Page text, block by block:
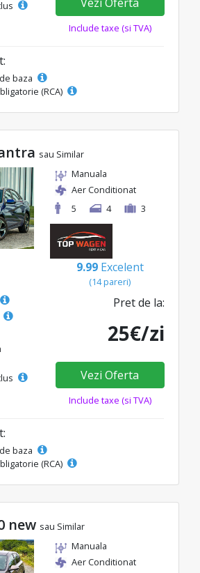
Include taxe (si TVA)
baza
(RCA)
sau Similar
Manuala
Aer Conditionat
5
4 3
9.99 Excelent
(14 pareri)
Pret de la:
25€/zi
Vezi Oferta
Include taxe (si TVA)
baza
(RCA)
new sau Similar
Manuala
Aer Conditionat